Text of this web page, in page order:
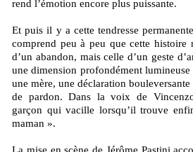
rend l’émotion encore plus puissante.
Et puis il y a cette tendresse
comprend peu à peu que cette histoire
d’un abandon, mais celle d’un geste
une dimension profondément
une mère, une déclaration bouleversante
de pardon. Dans la voix de
garçon qui vacille lorsqu’il trouve
maman ».